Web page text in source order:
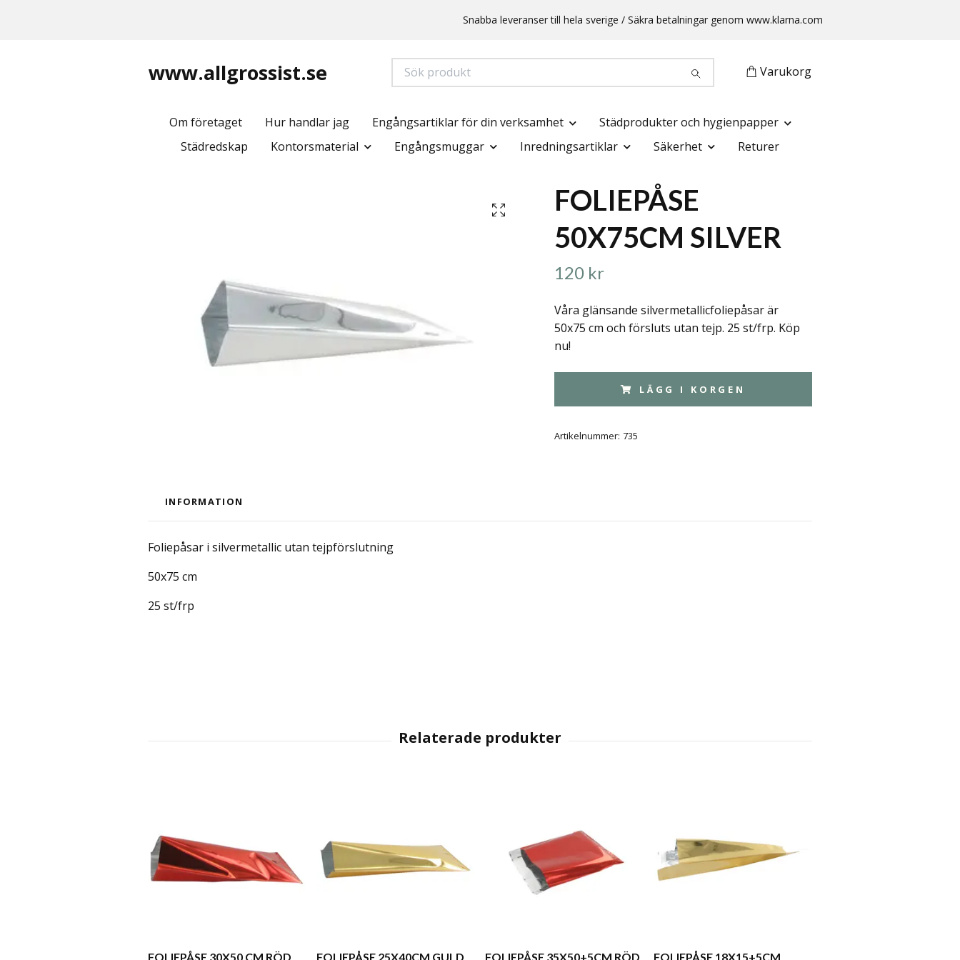
Snabba leveranser till hela sverige / Säkra betalningar genom www.klarna.com
www.allgrossist.se Varukorg
Om företaget Hur handlar jag Engångsartiklar för din verksamhet
Städprodukter och hygienpapper
Städredskap
Kontorsmaterial Engångsmuggar Inredningsartiklar Säkerhet Returer
FOLIEPÅSE
50X75CM SILVER
120 kr
Våra glänsande silvermetallicfoliepåsar är
50x75 cm och försluts utan tejp. 25 st/frp. Köp
nu!
LÄGG I KORGEN
Artikelnummer: 735
INFORMATION
Foliepåsar i silvermetallic utan tejpförslutning
50x75 cm
25 st/frp
FOLIEPÅSE 30X50 CM RÖD FOLIEPÅSE 25X40CM GULD FOLIEPÅSE 35X50+5CM RÖD FOLIEPÅSE 18X15+5CM